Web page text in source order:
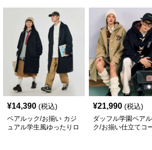
¥14,390 (税込)
ペアルック/お揃い カジ
ュアル学生風ゆったりロ
¥21,990 (税込)
ダッフル学園ペア
ク/お揃い仕立てコ